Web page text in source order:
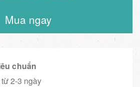
Mua ngay
chuẩn
2-3 ngày